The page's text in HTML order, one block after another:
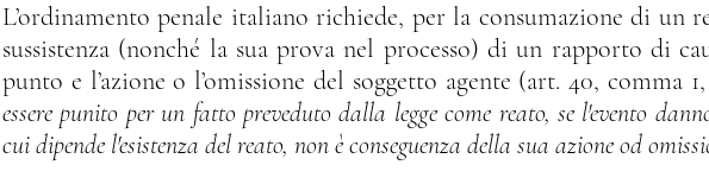
il patrimonio Informatica giuridica Procedura penale
L’ordinamento penale italiano richiede, per la consumazione di un
sussistenza (nonché la sua prova nel processo) di un rapporto di
punto e l’azione o l’omissione del soggetto agente (art. 40, comma 1,
essere punito per un fatto preveduto dalla legge come reato, se l'evento
cui dipende l'esistenza del reato, non è conseguenza della sua azione od